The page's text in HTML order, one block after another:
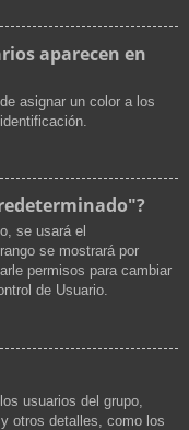
aparecen en
asignar un color a los
se usará el
se mostrará por
permisos para cambiar
de Usuario.
usuarios del grupo,
otros detalles, como los